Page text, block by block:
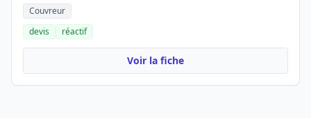
Couvreur
devis
réactif
Voir la fiche